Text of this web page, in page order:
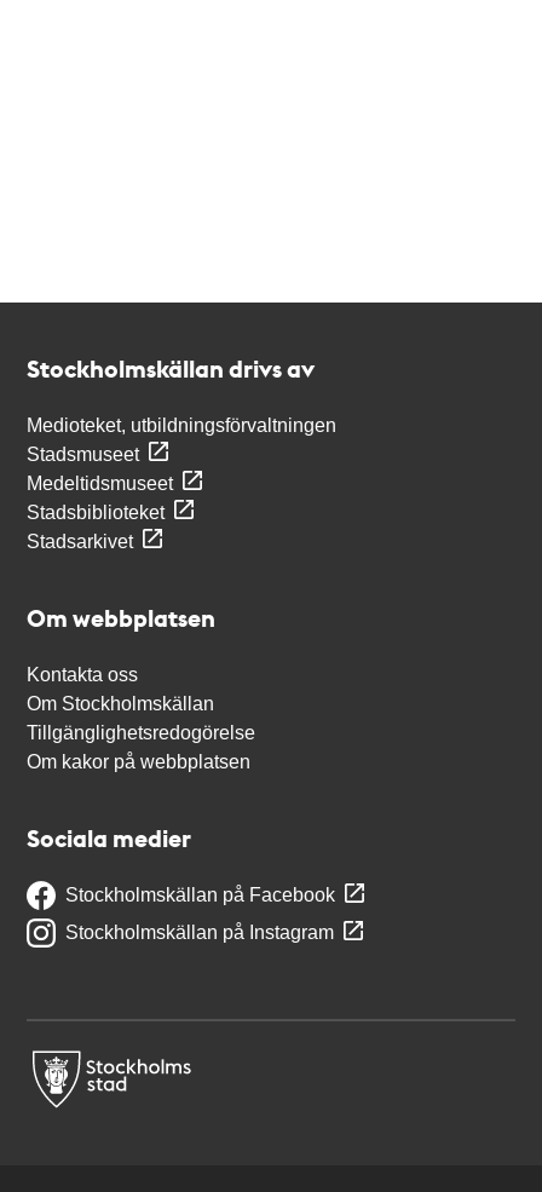
Stockholmskällan drivs av
Medioteket, utbildningsförvaltningen
Stadsmuseet
Medeltidsmuseet
Stadsbiblioteket
Stadsarkivet
Om webbplatsen
Kontakta oss
Om Stockholmskällan
Tillgänglighetsredogörelse
Om kakor på webbplatsen
Sociala medier
Stockholmskällan på Facebook
Stockholmskällan på Instagram